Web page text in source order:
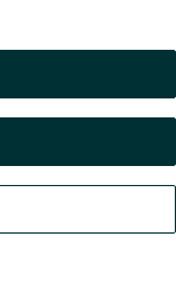
Czat Konto